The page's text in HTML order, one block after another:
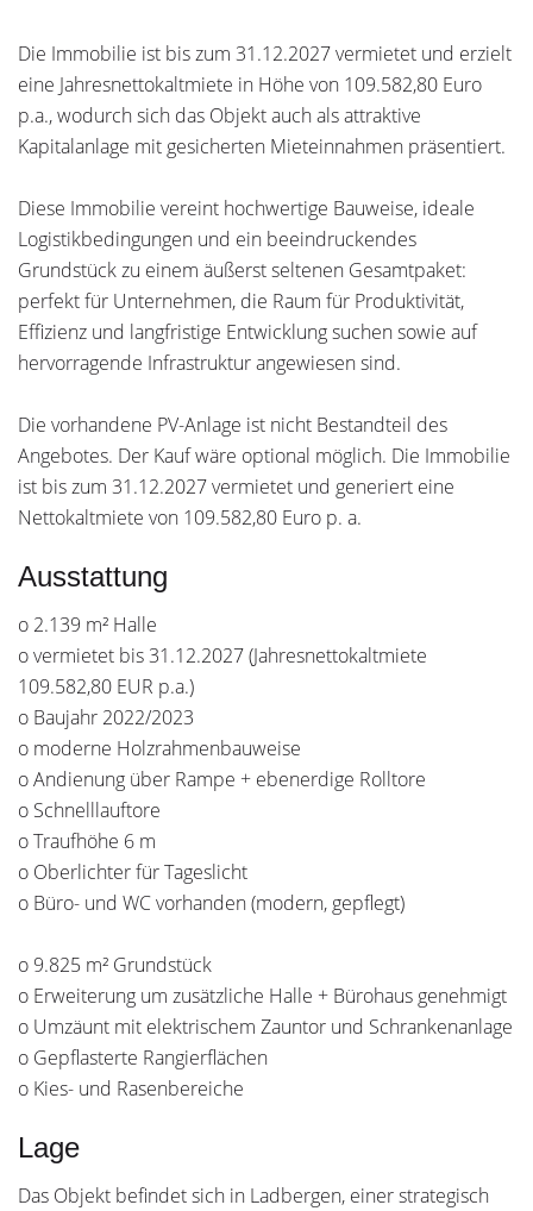
Die Immobilie ist bis zum 31.12.2027 vermietet und erzielt
eine Jahresnettokaltmiete in Höhe von 109.582,80 Euro
p.a., wodurch sich das Objekt auch als attraktive
Kapitalanlage mit gesicherten Mieteinnahmen präsentiert.
Diese Immobilie vereint hochwertige Bauweise, ideale
Logistikbedingungen und ein beeindruckendes
Grundstück zu einem äußerst seltenen Gesamtpaket:
perfekt für Unternehmen, die Raum für Produktivität,
Effizienz und langfristige Entwicklung suchen sowie auf
hervorragende Infrastruktur angewiesen sind.
Die vorhandene PV-Anlage ist nicht Bestandteil des
Angebotes. Der Kauf wäre optional möglich. Die Immobilie
ist bis zum 31.12.2027 vermietet und generiert eine
Nettokaltmiete von 109.582,80 Euro p. a.
Ausstattung
o 2.139 m² Halle
o vermietet bis 31.12.2027 (Jahresnettokaltmiete
109.582,80 EUR p.a.)
o Baujahr 2022/2023
o moderne Holzrahmenbauweise
o Andienung über Rampe + ebenerdige Rolltore
o Schnelllauftore
o Traufhöhe 6 m
o Oberlichter für Tageslicht
o Büro- und WC vorhanden (modern, gepflegt)
o 9.825 m² Grundstück
o Erweiterung um zusätzliche Halle + Bürohaus genehmigt
o Umzäunt mit elektrischem Zauntor und Schrankenanlage
o Gepflasterte Rangierflächen
o Kies- und Rasenbereiche
Lage
Das Objekt befindet sich in Ladbergen, einer strategisch